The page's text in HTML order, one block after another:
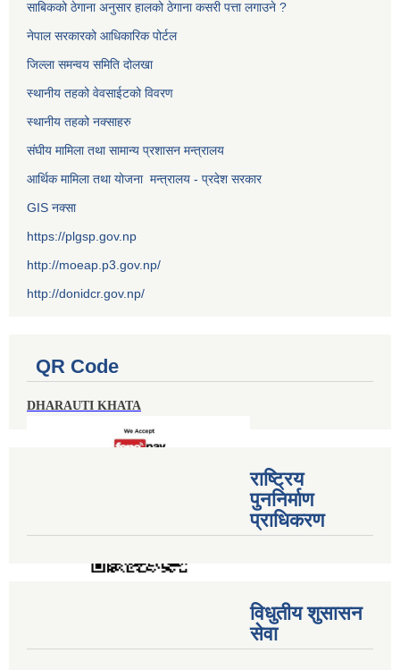
साबिकको ठेगाना अनुसार हालको ठेगाना कसरी पत्ता लगाउने ?
नेपाल सरकारको आधिकारिक पोर्टल
जिल्ला समन्वय समिति दोलखा
स्थानीय तहको वेवसाईटको विवरण
स्थानीय तहको नक्साहरु
संघीय मामिला तथा सामान्य प्रशासन मन्त्रालय
आर्थिक मामिला तथा योजना मन्त्रालय - प्रदेश सरकार
GIS नक्सा
https://plgsp.gov.np
http://moeap.p3.gov.np/
http://donidcr.gov.np/
QR Code
DHARAUTI KHATA
राष्ट्रिय
पुननिर्माण
प्राधिकरण
विधुतीय शुसासन
सेवा